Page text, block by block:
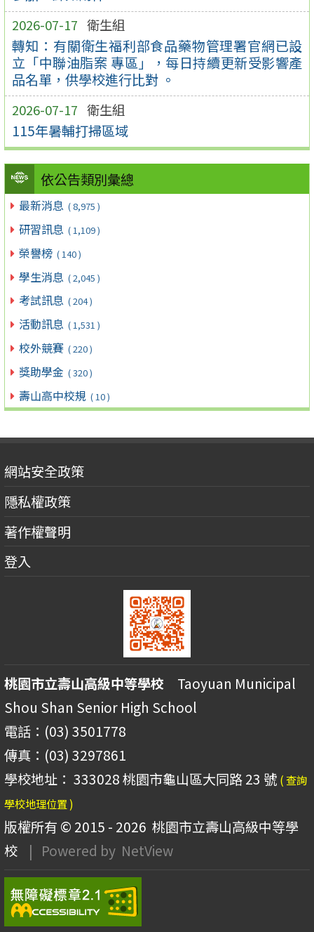
2026-07-17 衛生組
轉知：有關衛生福利部食品藥物管理署官網已設
立「中聯油脂案 專區」，每日持續更新受影響產
品名單，供學校進行比對 。
2026-07-17 衛生組
115年暑輔打掃區域
依公告類別彙總
最新消息 ( 8,975 )
研習訊息 ( 1,109 )
榮譽榜 ( 140 )
學生消息 ( 2,045 )
考試訊息 ( 204 )
活動訊息 ( 1,531 )
校外競賽 ( 220 )
獎助學金 ( 320 )
壽山高中校規 ( 10 )
網站安全政策
隱私權政策
著作權聲明
登入
桃園市立壽山高級中等學校 Taoyuan Municipal
Shou Shan Senior High School
電話：(03) 3501778
傳真：(03) 3297861
學校地址： 333028 桃園市龜山區大同路 23 號 ( 查詢
學校地理位置 )
版權所有 © 2015 - 2026 桃園市立壽山高級中等學
校
| Powered by NetView